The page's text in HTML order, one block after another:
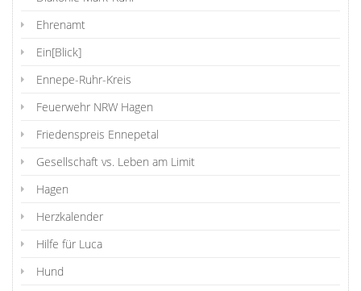
Ehrenamt
Ein[Blick]
Ennepe-Ruhr-Kreis
Feuerwehr NRW Hagen
Friedenspreis Ennepetal
Gesellschaft vs. Leben am Limit
Hagen
Herzkalender
Hilfe für Luca
Hund